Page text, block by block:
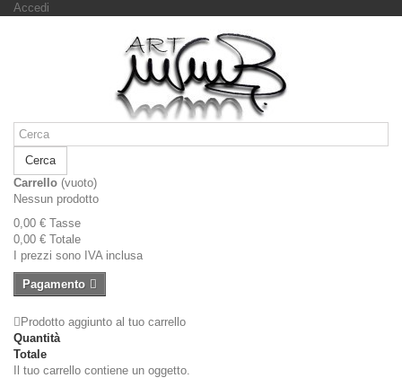
Accedi
Cerca
Carrello (vuoto)
Nessun prodotto
0,00 € Tasse
0,00 € Totale
I prezzi sono IVA inclusa
Pagamento
Prodotto aggiunto al tuo carrello
Quantità
Totale
Il tuo carrello contiene un oggetto.